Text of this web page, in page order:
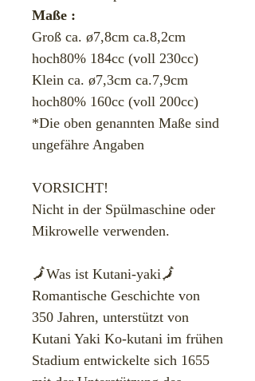
Maße :
Groß ca. ø7,8cm ca.8,2cm
hoch80% 184cc (voll 230cc)
​Klein ca. ø7,3cm ca.7,9cm
hoch80% 160cc (voll 200cc)
*Die oben genannten Maße sind
ungefähre Angaben
VORSICHT!
Nicht in der Spülmaschine oder
Mikrowelle verwenden.
🗾Was ist Kutani-yaki🗾
Romantische Geschichte von
350 Jahren, unterstützt von
Kutani Yaki ​Ko-kutani im frühen
Stadium entwickelte sich 1655